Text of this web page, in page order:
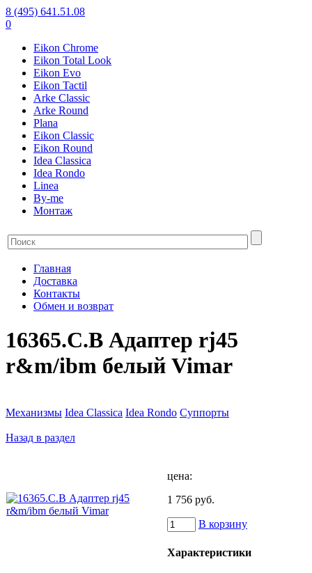
8 (495) 641.51.08
0
Eikon Chrome
Eikon Total Look
Eikon Evo
Eikon Tactil
Arke Classic
Arke Round
Plana
Eikon Classic
Eikon Round
Idea Classica
Idea Rondo
Linea
By-me
Монтаж
Главная
Доставка
Контакты
Обмен и возврат
16365.C.B Адаптер rj45
r&m/ibm белый Vimar
Механизмы Idea Classica Idea Rondo Суппорты
Назад в раздел
цена:
1 756 руб.
В корзину
Характеристики